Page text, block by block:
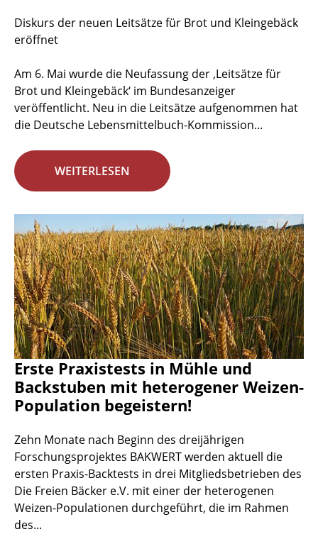
Diskurs der neuen Leitsätze für Brot und Kleingebäck
eröffnet
Am 6. Mai wurde die Neufassung der ‚Leitsätze für
Brot und Kleingebäck‘ im Bundesanzeiger
veröffentlicht. Neu in die Leitsätze aufgenommen hat
die Deutsche Lebensmittelbuch-Kommission...
WEITERLESEN
Erste Praxistests in Mühle und
Backstuben mit heterogener Weizen-
Population begeistern!
Zehn Monate nach Beginn des dreijährigen
Forschungsprojektes BAKWERT werden aktuell die
ersten Praxis-Backtests in drei Mitgliedsbetrieben des
Die Freien Bäcker e.V. mit einer der heterogenen
Weizen-Populationen durchgeführt, die im Rahmen
des...